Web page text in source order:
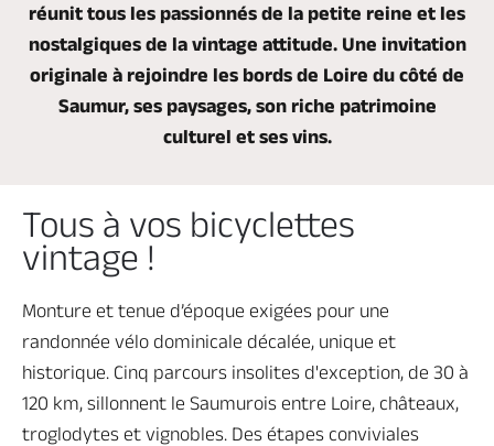
réunit tous les passionnés de la petite reine et les
nostalgiques de la vintage attitude. Une invitation
originale à rejoindre les bords de Loire du côté de
Saumur, ses paysages, son riche patrimoine
culturel et ses vins.
Tous à vos bicyclettes
vintage !
Monture et tenue d’époque exigées pour une
randonnée vélo dominicale décalée, unique et
historique. Cinq parcours insolites d'exception, de 30 à
120 km, sillonnent le Saumurois entre Loire, châteaux,
troglodytes et vignobles. Des étapes conviviales